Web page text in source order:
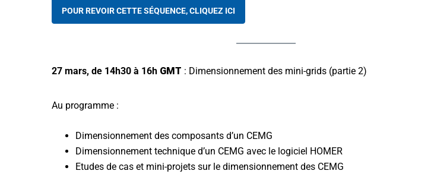
POUR REVOIR CETTE SÉQUENCE, CLIQUEZ ICI
27 mars, de 14h30 à 16h GMT : Dimensionnement des mini-grids (partie 2)
Au programme :
Dimensionnement des composants d’un CEMG
Dimensionnement technique d’un CEMG avec le logiciel HOMER
Etudes de cas et mini-projets sur le dimensionnement des CEMG